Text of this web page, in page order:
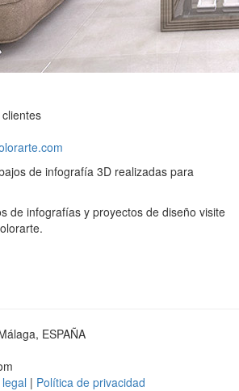
de infografía 3D realizadas para
de infografías y proyectos de diseño visite
ESPAÑA
| Política de privacidad